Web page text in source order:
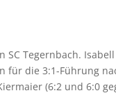
Tegernbach.
für die 3:1-Führung
(6:2 und 6:0